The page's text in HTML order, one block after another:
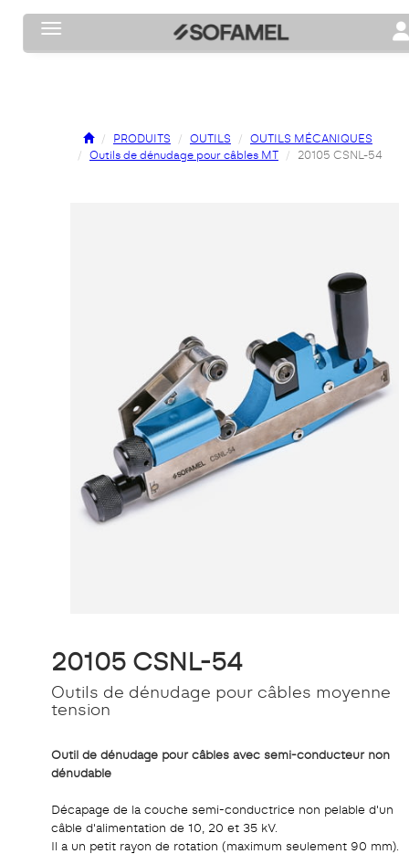
Toggle navigation
PRODUITS OUTILS
OUTILS MÉCANIQUES
Outils de dénudage pour câbles MT
20105 CSNL-54
20105 CSNL-54
Outils de dénudage pour câbles moyenne
tension
Outil de dénudage pour câbles avec semi-conducteur non
dénudable
Décapage de la couche semi-conductrice non pelable d'un
câble d'alimentation de 10, 20 et 35 kV.
Il a un petit rayon de rotation (maximum seulement 90 mm).